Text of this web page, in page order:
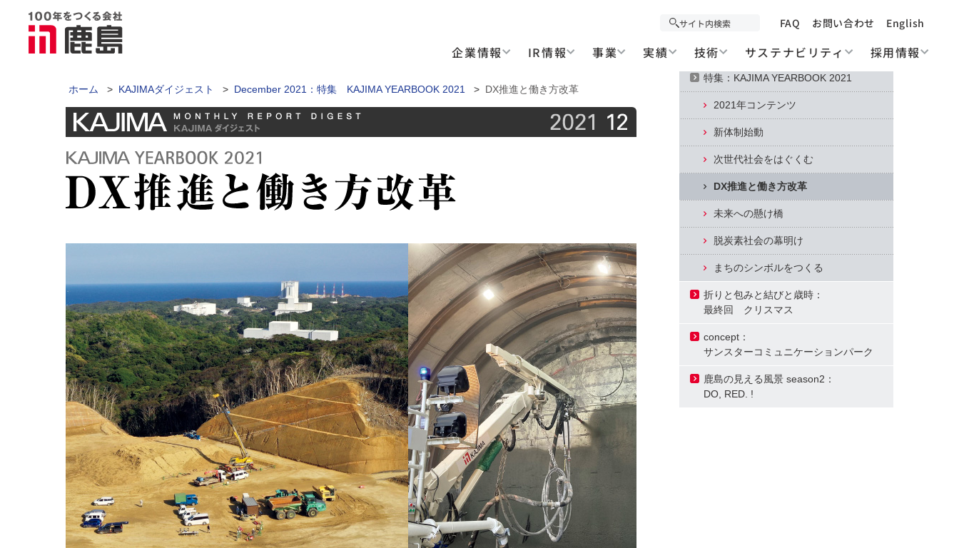
FAQ お問い合わせ English
企業情報 IR情報 事業 実績 技術 サステナビリティ 採用情報
ホーム > KAJIMAダイジェスト > December 2021：特集 KAJIMA YEARBOOK 2021 > DX推進と働き方改革
Contents December 2021
Cover Photo: 今月の写真
特集：KAJIMA YEARBOOK 2021
2021年コンテンツ
新体制始動
次世代社会をはぐくむ
DX推進と働き方改革
未来への懸け橋
脱炭素社会の幕明け
まちのシンボルをつくる
折りと包みと結びと歳時：
最終回 クリスマス
concept：
サンスターコミュニケーションパーク
鹿島の見える風景 season2：
DO, RED. !